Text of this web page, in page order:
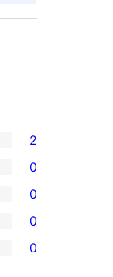
2
0
0
0
0